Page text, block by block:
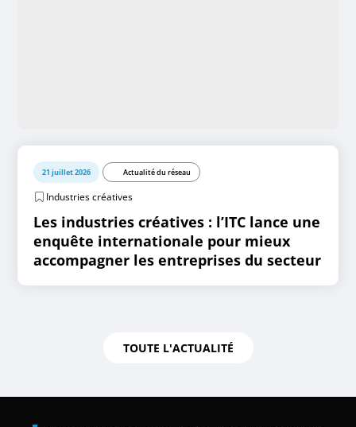
21 juillet 2026 Actualité du réseau
Industries créatives
Les industries créatives : l’ITC lance une
enquête internationale pour mieux
accompagner les entreprises du secteur
TOUTE L'ACTUALITÉ